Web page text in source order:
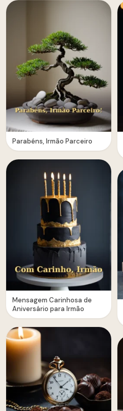
Parabéns, Irmão Parceiro
Mensagem Carinhosa de
Aniversário para Irmão